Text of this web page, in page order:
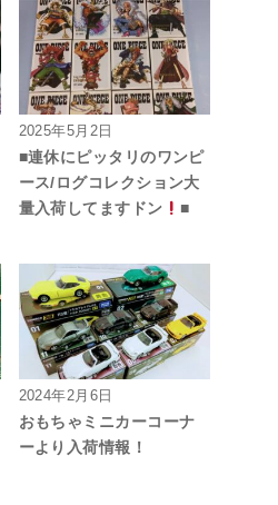
2025年5月2日
■連休にピッタリのワンピ
ース/ログコレクション大
量入荷してますドン
■
2024年2月6日
おもちゃミニカーコーナ
ーより入荷情報！